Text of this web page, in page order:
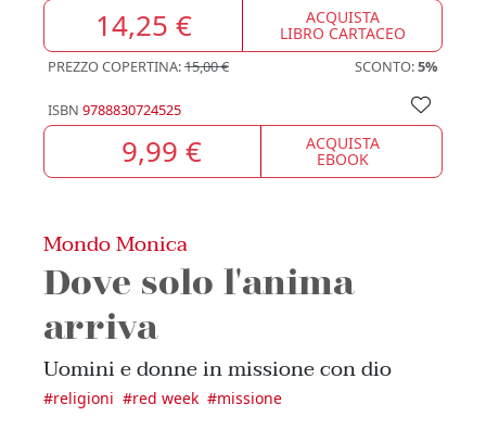
14,25 € ACQUISTA
LIBRO CARTACEO
PREZZO COPERTINA:15,00 € SCONTO:5%
ISBN 9788830724525
9,99 € ACQUISTA
EBOOK
Mondo Monica
Dove solo l'anima
arriva
Uomini e donne in missione con dio
#religioni #red week #missione